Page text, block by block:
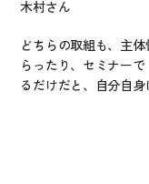
木村さん
どちらの取組も、主
らったり、セミナー
るだけだと、自分自身